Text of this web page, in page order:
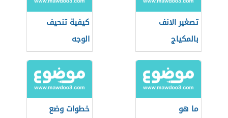
تصغير الانف
بالمكياج
كيفية تنحيف
الوجه
ما هو
خطوات وضع